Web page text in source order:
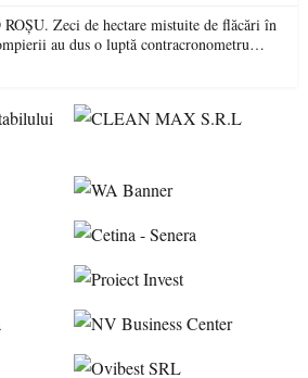
de flăcări în
au dus o luptă contracronometru
pădure de la dezastru